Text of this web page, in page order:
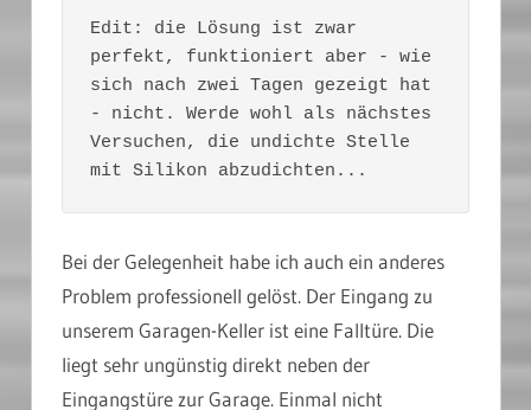
Edit: die Lösung ist zwar
perfekt, funktioniert aber - wie
sich nach zwei Tagen gezeigt hat
- nicht. Werde wohl als nächstes
Versuchen, die undichte Stelle
mit Silikon abzudichten...
Bei der Gelegenheit habe ich auch ein anderes
Problem professionell gelöst. Der Eingang zu
unserem Garagen-Keller ist eine Falltüre. Die
liegt sehr ungünstig direkt neben der
Eingangstüre zur Garage. Einmal nicht